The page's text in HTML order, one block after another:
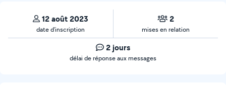
12 août 2023
date d’inscription
2
mises en relation
2 jours
délai de réponse aux messages